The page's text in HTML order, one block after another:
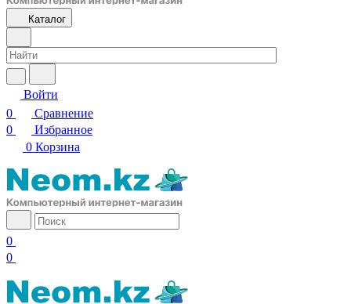
Каталог
Войти
0
Сравнение
0
Избранное
0 Корзина
0
0